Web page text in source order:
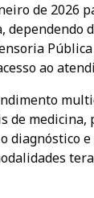
de 2026
ao
de
diagnóstico